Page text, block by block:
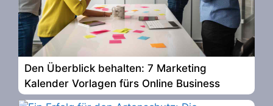
Den Überblick behalten: 7 Marketing
Kalender Vorlagen fürs Online Business